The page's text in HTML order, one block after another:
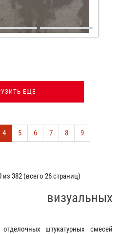
ЕЩЕ
4 5 6 7 8
9
382 (всего 26 страниц)
визуальных
штукатурных смесей